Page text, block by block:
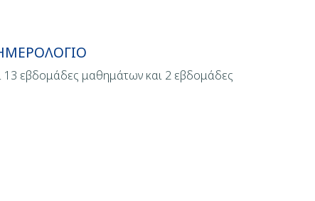
εβδομάδες μαθημάτων και 2 εβδομάδες